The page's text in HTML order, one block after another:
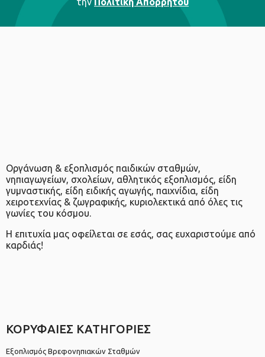
ομάδα μας είναι πάντα διαθέσιμη για να σας βοηθήσει να βρείτε
τον κατάλληλο εξοπλισμό που θα ταιριάζει στις ανάγκες σας στη
Οργάνωση & εξοπλισμός παιδικών σταθμών,
νηπιαγωγείων, σχολείων, αθλητικός εξοπλισμός, είδη
γυμναστικής, είδη ειδικής αγωγής, παιχνίδια, είδη
χειροτεχνίας & ζωγραφικής, κυριολεκτικά από όλες τις
γωνίες του κόσμου.
Η επιτυχία μας οφείλεται σε εσάς, σας ευχαριστούμε από
καρδιάς!
ΚΟΡΥΦΑΙΕΣ ΚΑΤΗΓΟΡΙΕΣ
Εξοπλισμός Βρεφονηπιακών Σταθμών